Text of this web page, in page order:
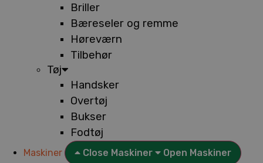
Briller
Bæreseler og remme
Høreværn
Tilbehør
Tøj
Handsker
Overtøj
Bukser
Fodtøj
Maskiner Close Maskiner Open Maskiner